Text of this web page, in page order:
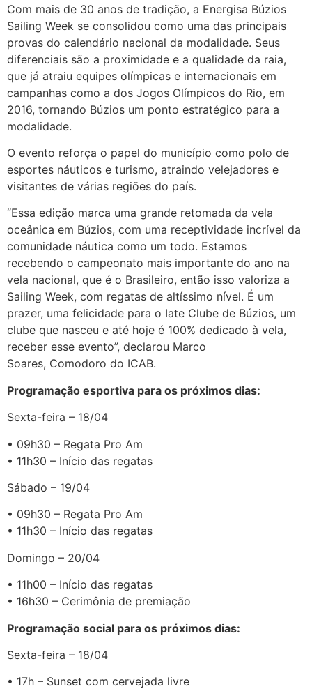
Com mais de 30 anos de tradição, a Energisa Búzios
Sailing Week se consolidou como uma das principais
provas do calendário nacional da modalidade. Seus
diferenciais são a proximidade e a qualidade da raia,
que já atraiu equipes olímpicas e internacionais em
campanhas como a dos Jogos Olímpicos do Rio, em
2016, tornando Búzios um ponto estratégico para a
modalidade.
O evento reforça o papel do município como polo de
esportes náuticos e turismo, atraindo velejadores e
visitantes de várias regiões do país.
“Essa edição marca uma grande retomada da vela
oceânica em Búzios, com uma receptividade incrível da
comunidade náutica como um todo. Estamos
recebendo o campeonato mais importante do ano na
vela nacional, que é o Brasileiro, então isso valoriza a
Sailing Week, com regatas de altíssimo nível. É um
prazer, uma felicidade para o Iate Clube de Búzios, um
clube que nasceu e até hoje é 100% dedicado à vela,
receber esse evento”, declarou Marco
Soares, Comodoro do ICAB.
Programação esportiva para os próximos dias:
Sexta-feira – 18/04
• 09h30 – Regata Pro Am
• 11h30 – Início das regatas
Sábado – 19/04
• 09h30 – Regata Pro Am
• 11h30 – Início das regatas
Domingo – 20/04
• 11h00 – Início das regatas
• 16h30 – Cerimônia de premiação
Programação social para os próximos dias:
Sexta-feira – 18/04
• 17h – Sunset com cervejada livre